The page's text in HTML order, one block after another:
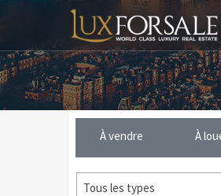
À vendre À
Tous les types